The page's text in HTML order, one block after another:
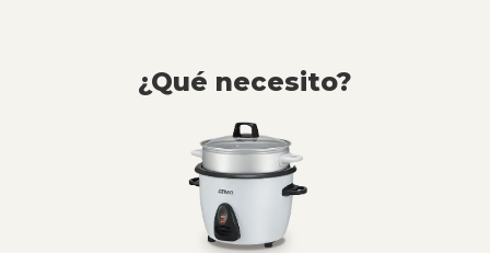
¿Qué necesito?